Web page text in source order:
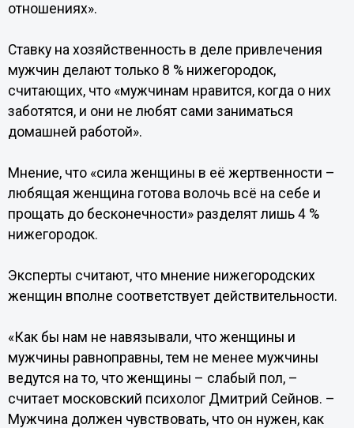
отношениях».
Ставку на хозяйственность в деле привлечения
мужчин делают только 8 % нижегородок,
считающих, что «мужчинам нравится, когда о них
заботятся, и они не любят сами заниматься
домашней работой».
Мнение, что «сила женщины в её жертвенности –
любящая женщина готова волочь всё на себе и
прощать до бесконечности» разделят лишь 4 %
нижегородок.
Эксперты считают, что мнение нижегородских
женщин вполне соответствует действительности.
«Как бы нам не навязывали, что женщины и
мужчины равноправны, тем не менее мужчины
ведутся на то, что женщины – слабый пол, –
считает московский психолог Дмитрий Сейнов. –
Мужчина должен чувствовать, что он нужен, как